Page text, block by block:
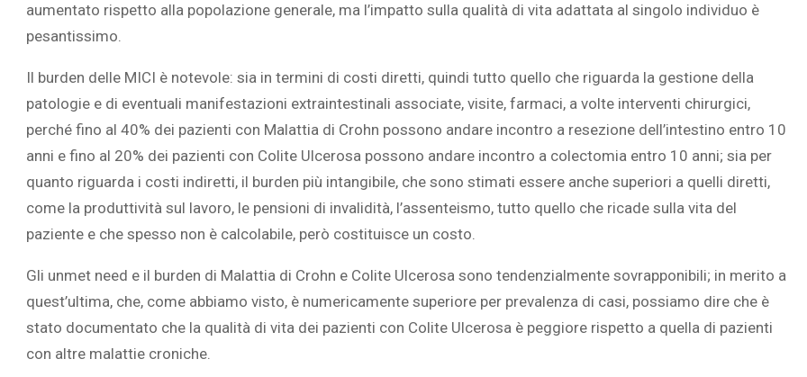
aumentato rispetto alla popolazione generale, ma l’impatto sulla qualità di vita adattata al singolo individuo è
pesantissimo.
Il burden delle MICI è notevole: sia in termini di costi diretti, quindi tutto quello che riguarda la gestione della
patologie e di eventuali manifestazioni extraintestinali associate, visite, farmaci, a volte interventi chirurgici,
perché fino al 40% dei pazienti con Malattia di Crohn possono andare incontro a resezione dell’intestino entro 10
anni e fino al 20% dei pazienti con Colite Ulcerosa possono andare incontro a colectomia entro 10 anni; sia per
quanto riguarda i costi indiretti, il burden più intangibile, che sono stimati essere anche superiori a quelli diretti,
come la produttività sul lavoro, le pensioni di invalidità, l’assenteismo, tutto quello che ricade sulla vita del
paziente e che spesso non è calcolabile, però costituisce un costo.
Gli unmet need e il burden di Malattia di Crohn e Colite Ulcerosa sono tendenzialmente sovrapponibili; in merito a
quest’ultima, che, come abbiamo visto, è numericamente superiore per prevalenza di casi, possiamo dire che è
stato documentato che la qualità di vita dei pazienti con Colite Ulcerosa è peggiore rispetto a quella di pazienti
con altre malattie croniche.